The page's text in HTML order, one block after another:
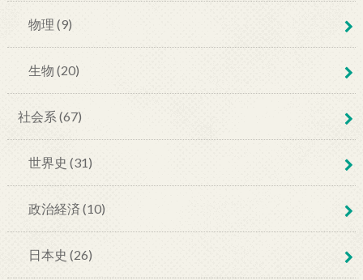
物理 (9)
生物 (20)
社会系 (67)
世界史 (31)
政治経済 (10)
日本史 (26)